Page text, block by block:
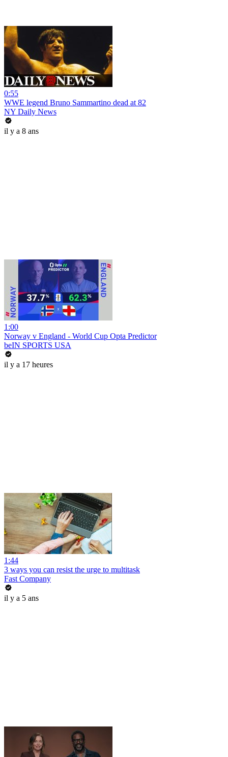
0:55
WWE legend Bruno Sammartino dead at 82
NY Daily News
il y a 8 ans
1:00
Norway v England - World Cup Opta Predictor
beIN SPORTS USA
il y a 17 heures
1:44
3 ways you can resist the urge to multitask
Fast Company
il y a 5 ans